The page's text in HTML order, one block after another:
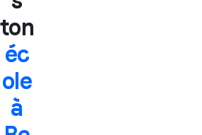
ton
éc
ole
à